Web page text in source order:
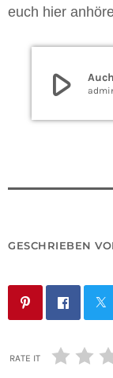
euch hier
play_arrow
GESCHRIEBEN
RATE IT